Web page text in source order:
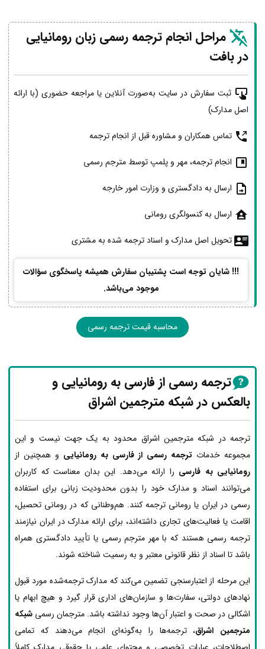
مراحل انجام ترجمه رسمی زبان رومانیایی
در بافت
ثبت سفارش در سایت به‌صورت آنلاین یا مراجعه حضوری (با ارائه
اصل مدارک)
تماس همکاران و مشاوره قبل از انجام ترجمه
انجام ترجمه، مهر و پلمپ توسط مترجم رسمی
ارسال به دادگستری و وزارت امور خارجه
ارسال به کنسولگری رومانی
تحویل اصل مدارک و اسناد ترجمه شده به مشتری
!!! شایان توجه است پشتیبان سفارش همیشه پاسخگوی سؤالات
موجود می‌باشد.
محاسبه قیمت ترجمه رسمی
ترجمه رسمی از فارسی به رومانیایی و
بالعکس در شبکه مترجمین اشراق
ترجمه در شبکه مترجمین اشراق محدود به یک جهت نیست و این
مجموعه خدمات ترجمه رسمی از فارسی به رومانیایی و همچنین از
رومانیایی به فارسی را ارائه می‌دهد. این بدان معناست که کاربران
می‌توانند اسناد و مدارک خود را بدون محدودیت زبانی برای استفاده
رسمی در ایران یا رومانی ترجمه کنند. هم‌وطنانی که در رومانی تحصیل،
اقامت یا فعالیت‌های تجاری داشته‌اند، برای ارائه مدارک در ایران نیازمند
ترجمه رسمی هستند که با مهر مترجم رسمی یا تأیید دادگستری همراه
باشد تا اسناد از نظر قانونی معتبر و به رسمیت شناخته شوند.
این مرحله از اعتبارسنجی تضمین می‌کند که مدارک ترجمه‌شده مورد قبول
نهادهای دولتی، سفارت‌ها و سازمان‌های اداری قرار گیرد و هیچ ابهام یا
اشکالی در صحت و اعتبار آن‌ها وجود نداشته باشد. مترجمان رسمی شبکه
مترجمین اشراق، ترجمه‌ها را به‌گونه‌ای انجام می‌دهند که تمامی